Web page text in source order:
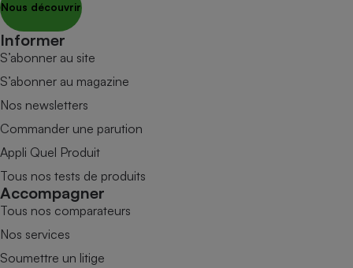
Nous découvrir
Informer
S’abonner au site
S’abonner au magazine
Nos newsletters
Commander une parution
Appli Quel Produit
Tous nos tests de produits
Accompagner
Tous nos comparateurs
Nos services
Soumettre un litige